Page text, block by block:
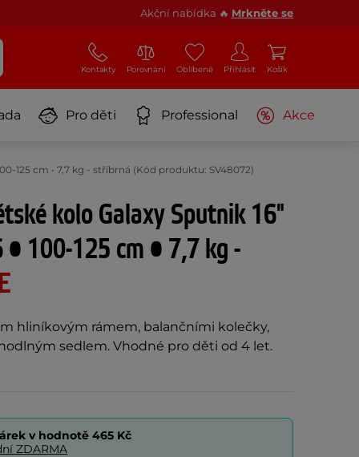
Akční nabídka 🔥 Mrkněte se
Kontakty Porovnání Oblíbené Přihlásit Košík
Pro děti Professional Akce
125 cm • 7,7 kg - stříbrná (Kód produktu: SV48072)
kolo Galaxy Sputnik 16"
100-125 cm • 7,7 kg -
hliníkovým rámem, balančními kolečky,
sedlem. Vhodné pro děti od 4 let.
v hodnotě 465 Kč
ZDARMA